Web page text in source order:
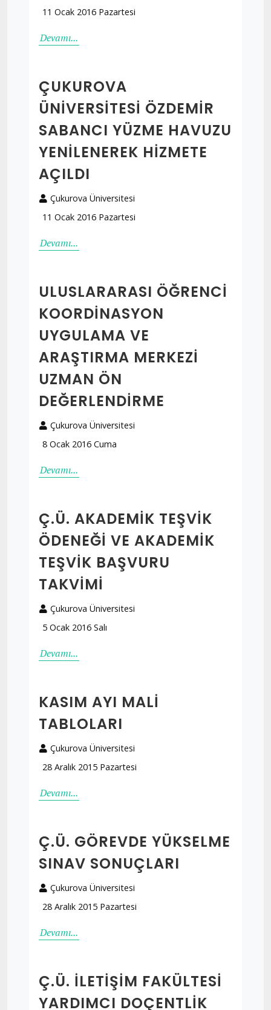
11 Ocak 2016 Pazartesi
Devamı...
ÇUKUROVA
ÜNIVERSITESI ÖZDEMIR
SABANCI YÜZME HAVUZU
YENILENEREK HIZMETE
AÇILDI
Çukurova Üniversitesi
11 Ocak 2016 Pazartesi
Devamı...
ULUSLARARASI ÖĞRENCI
KOORDINASYON
UYGULAMA VE
ARAŞTIRMA MERKEZI
UZMAN ÖN
DEĞERLENDIRME
Çukurova Üniversitesi
8 Ocak 2016 Cuma
Devamı...
Ç.Ü. AKADEMIK TEŞVIK
ÖDENEĞI VE AKADEMIK
TEŞVIK BAŞVURU
TAKVIMI
Çukurova Üniversitesi
5 Ocak 2016 Salı
Devamı...
KASIM AYI MALI
TABLOLARI
Çukurova Üniversitesi
28 Aralık 2015 Pazartesi
Devamı...
Ç.Ü. GÖREVDE YÜKSELME
SINAV SONUÇLARI
Çukurova Üniversitesi
28 Aralık 2015 Pazartesi
Devamı...
Ç.Ü. İLETIŞIM FAKÜLTESI
YARDIMCI DOÇENTLIK